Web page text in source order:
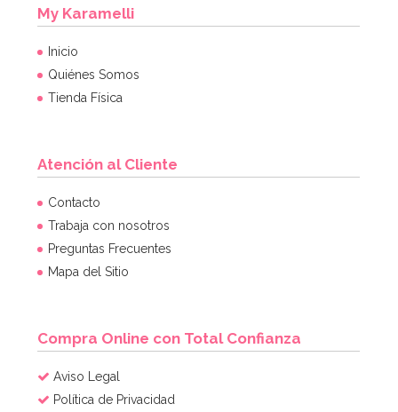
Globo nº 1 Dorado 86 cm
My Karamelli
Inicio
Quiénes Somos
Tienda Física
Atención al Cliente
Contacto
Trabaja con nosotros
Preguntas Frecuentes
Mapa del Sitio
Compra Online con Total Confianza
Aviso Legal
Política de Privacidad